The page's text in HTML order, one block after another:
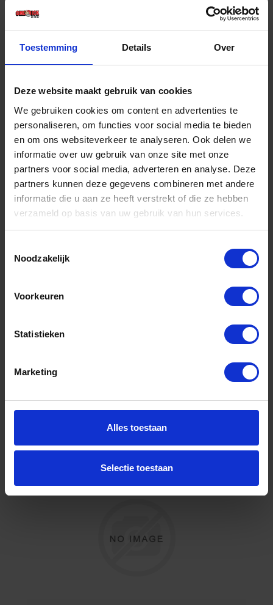
Toestemming Details Over
Deze website maakt gebruik van cookies
We gebruiken cookies om content en advertenties te
personaliseren, om functies voor social media te bieden
en om ons websiteverkeer te analyseren. Ook delen we
informatie over uw gebruik van onze site met onze
partners voor social media, adverteren en analyse. Deze
partners kunnen deze gegevens combineren met andere
informatie die u aan ze heeft verstrekt of die ze hebben
verzameld op basis van uw gebruik van hun services.
Noodzakelijk
Voorkeuren
Statistieken
Marketing
Alles toestaan
Selectie toestaan
€ 8,42 incl. BTW
-
Bestel nu!
Niet op voorraad, levertijd 1 tot meerdere werkdagen
Prijs per 1 Meter
+